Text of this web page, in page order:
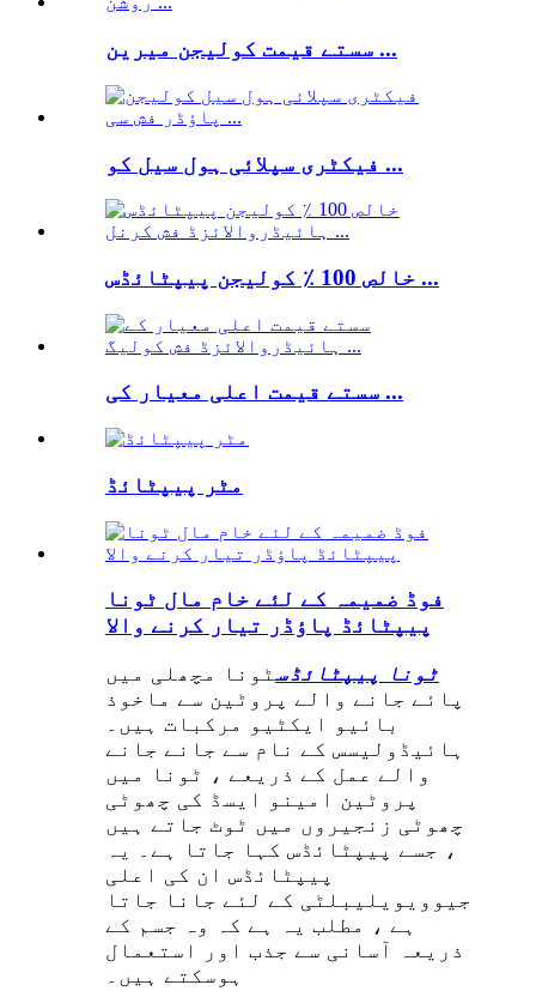
سستے قیمت کولیجن میرین ...
فیکٹری سپلائی ہول سیل کو ...
خالص 100 ٪ کولیجن پیپٹائڈس ...
سستے قیمت اعلی معیار کی ...
مٹر پیپٹائڈ
فوڈ ضمیمہ کے لئے خام مال ٹونا
پیپٹائڈ پاؤڈر تیار کرنے والا
ٹونا پیپٹائڈسٹونا مچھلی میں
پائے جانے والے پروٹین سے ماخوذ
بائیو ایکٹیو مرکبات ہیں۔
ہائیڈولیسس کے نام سے جانے جانے
والے عمل کے ذریعے ، ٹونا میں
پروٹین امینو ایسڈ کی چھوٹی
چھوٹی زنجیروں میں ٹوٹ جاتے ہیں
، جسے پیپٹائڈس کہا جاتا ہے۔ یہ
پیپٹائڈس ان کی اعلی
جیوویویلیبلٹی کے لئے جانا جاتا
ہے ، مطلب یہ ہے کہ وہ جسم کے
ذریعہ آسانی سے جذب اور استعمال
ہوسکتے ہیں۔